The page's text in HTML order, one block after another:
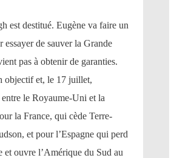
est destitué. Eugène va faire un
essayer de sauver la Grande
pas à obtenir de garanties.
objectif et, le 17 juillet,
le Royaume-Uni et la
la France, qui cède Terre-
et pour l’Espagne qui perd
ouvre l’Amérique du Sud au